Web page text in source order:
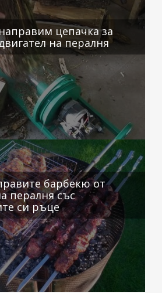
цепачка за
на пералня
барбекю от
пералня със
си ръце